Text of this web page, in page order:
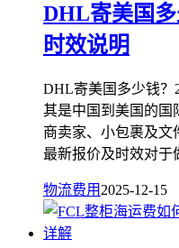
DHL寄美国多
时效说明
DHL寄美国多少钱？
其是中国到美国的国
商卖家、小包裹及文
最新报价及时效对于
物流费用 2025-12-15